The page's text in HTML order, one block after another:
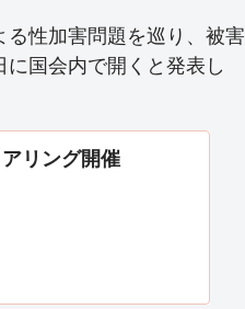
性加害問題を巡り、被害
国会内で開くと発表し
リング開催